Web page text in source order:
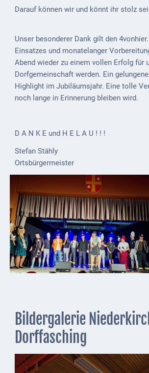
Darauf können wir und könnt ihr stolz
Unser besonderer Dank gilt den
Einsatzes und monatelanger
Abend wieder zu einem vollen Erfolg für
Dorfgemeinschaft werden. Ein
Highlight im Jubiläumsjahr. Eine tolle
noch lange in Erinnerung bleiben wird.
D A N K E und H E L A U ! ! !
Stefan Stähly
Ortsbürgermeister
Bildergalerie
Dorffasching